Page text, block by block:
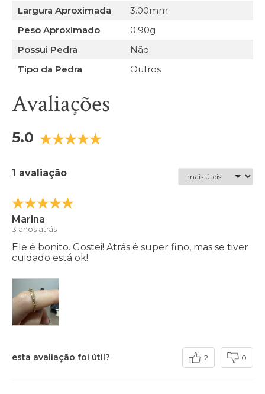
Largura Aproximada
3.00mm
Peso Aproximado
0.90g
Possui Pedra
Não
Tipo da Pedra
Outros
Avaliações
5.0
1 avaliação
Marina
3 anos atrás
Ele é bonito. Gostei! Atrás é super fino, mas se tiver
cuidado está ok!
esta avaliação foi útil? 2 0